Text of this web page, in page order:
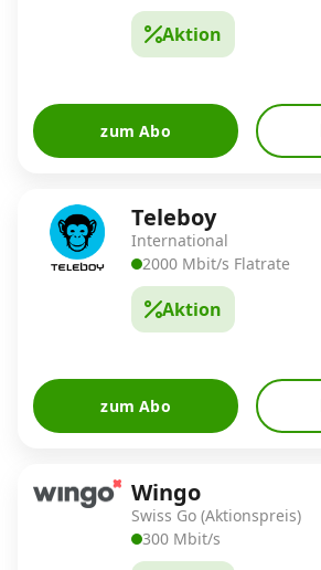
Aktion
zum Abo
Teleboy
International
2000 Mbit/s Flatrate
Aktion
zum Abo
Wingo
Swiss Go (Aktionspreis)
300 Mbit/s